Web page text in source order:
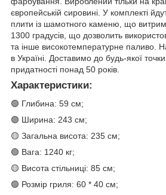
європейській сировині. У комплекті
плити із шамотного каменю, що
1300 градусів, що дозволить
та інше високотемпературне паливо.
в Україні. Доставимо до будь-якої
придатності понад 50 років.
Характеристики:
🟢 Глибина: 59 см;
🟣 Ширина: 243 см;
🟡 Загальна висота: 235 см;
🟢 Вага: 1240 кг;
🟡 Висота стільниці: 85 см;
🟢 Розмір гриля: 60 * 40 см;